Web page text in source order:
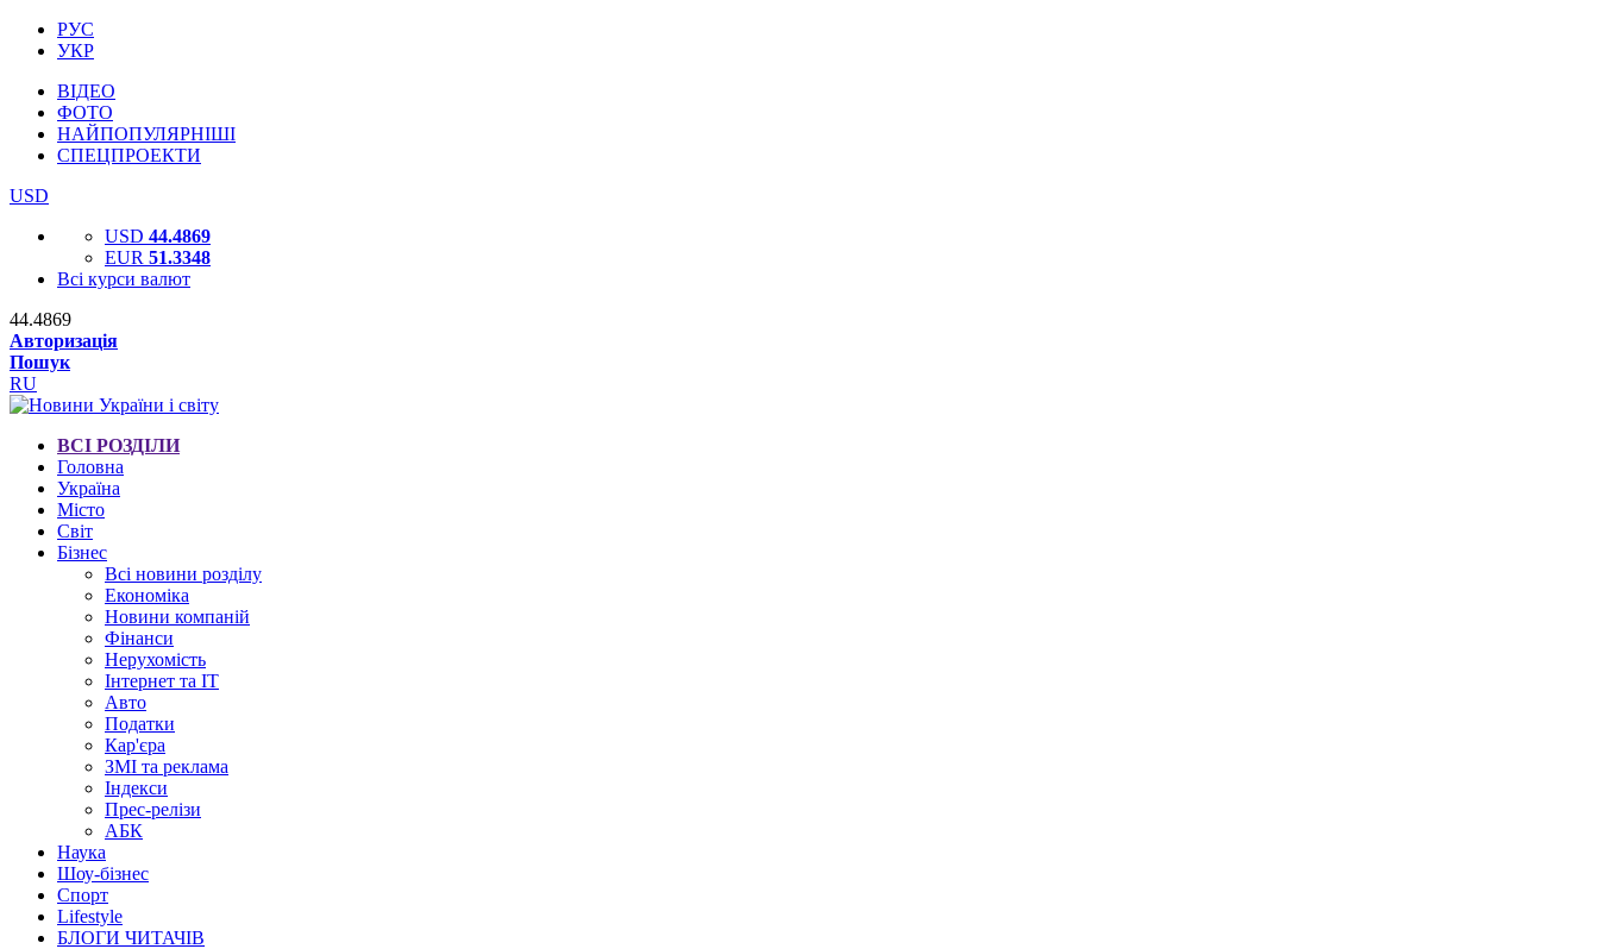
РУС
УКР
ВІДЕО
ФОТО
НАЙПОПУЛЯРНІШІ
СПЕЦПРОЕКТИ
USD
USD 44.4869
EUR 51.3348
Всі курси валют
44.4869
Авторизація
Пошук
RU
ВСІ РОЗДІЛИ
Головна
Україна
Місто
Світ
Бізнес
Всі новини розділу
Економіка
Новини компаній
Фінанси
Нерухомість
Інтернет та IT
Авто
Податки
Кар'єра
ЗМІ та реклама
Індекси
Прес-релізи
АБК
Наука
Шоу-бізнес
Спорт
Lifestyle
БЛОГИ ЧИТАЧІВ